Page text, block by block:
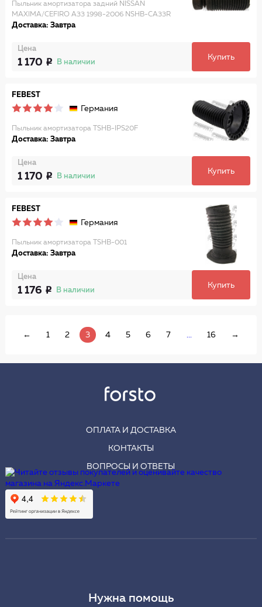
Пыльник амортизатора задний NISSAN
MAXIMA/CEFIRO A33 1998-2006 NSHB-CA33R
Доставка: Завтра
Цена
1 170 В наличии
Купить
FEBEST
Германия
Пыльник амортизатора TSHB-IPS20F
Доставка: Завтра
Цена
1 170 В наличии
Купить
FEBEST
Германия
Пыльник амортизатора TSHB-001
Доставка: Завтра
Цена
1 176 В наличии
Купить
← 1 2 3 4 5 6 7 ... 16 →
ОПЛАТА И ДОСТАВКА
КОНТАКТЫ
ВОПРОСЫ И ОТВЕТЫ
Нужна помощь